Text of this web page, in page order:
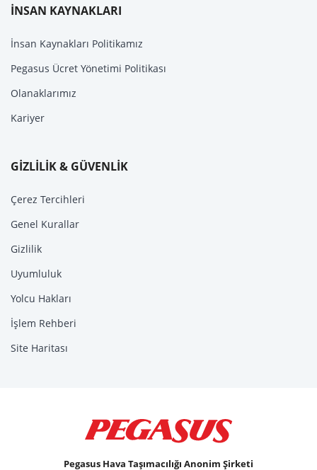
İNSAN KAYNAKLARI
İnsan Kaynakları Politikamız
Pegasus Ücret Yönetimi Politikası
Olanaklarımız
Kariyer
GİZLİLİK & GÜVENLİK
Çerez Tercihleri
Genel Kurallar
Gizlilik
Uyumluluk
Yolcu Hakları
İşlem Rehberi
Site Haritası
Pegasus Hava Taşımacılığı Anonim Şirketi